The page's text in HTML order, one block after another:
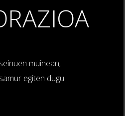
muinean;
egiten dugu.